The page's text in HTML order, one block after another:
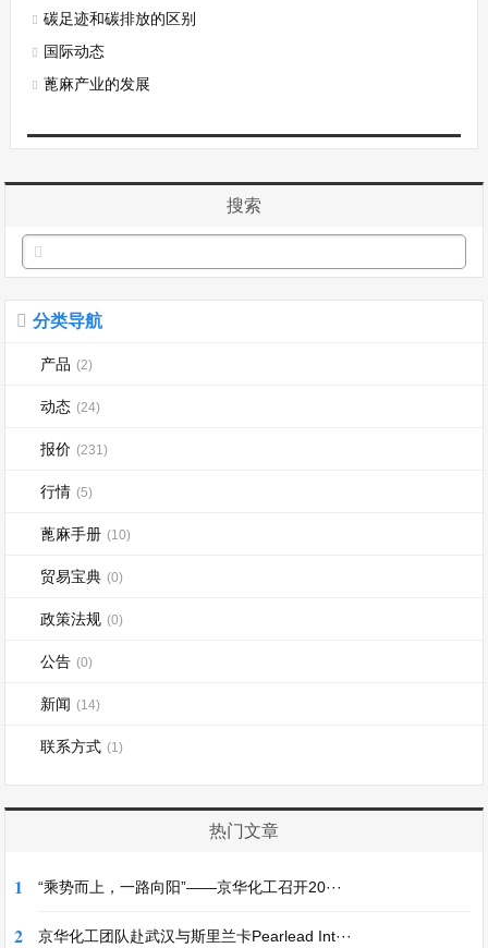
​碳足迹和碳排放的区别
国际动态
蓖麻产业的发展
搜索
分类导航
产品 (2)
动态 (24)
报价 (231)
行情 (5)
蓖麻手册 (10)
贸易宝典 (0)
政策法规 (0)
公告 (0)
新闻 (14)
联系方式 (1)
热门文章
1 “乘势而上，一路向阳”——京华化工召开20···
2 京华化工团队赴武汉与斯里兰卡Pearlead Int···